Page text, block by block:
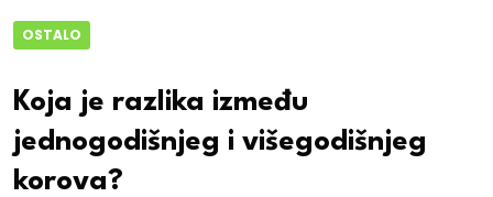
OSTALO
Koja je razlika između
jednogodišnjeg i višegodišnjeg
korova?